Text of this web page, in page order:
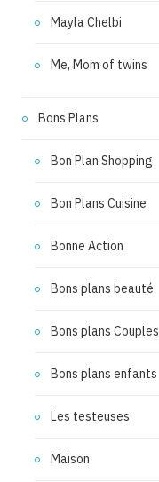
Mayla Chelbi
Me, Mom of twins
Bons Plans
Bon Plan Shopping
Bon Plans Cuisine
Bonne Action
Bons plans beauté
Bons plans Couples
Bons plans enfants
Les testeuses
Maison